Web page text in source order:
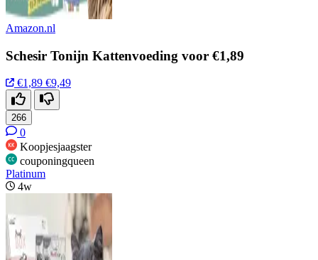
Amazon.nl
Schesir Tonijn Kattenvoeding voor €1,89
€1,89 €9,49
266
0
Koopjesjaagster
couponingqueen
Platinum
4w